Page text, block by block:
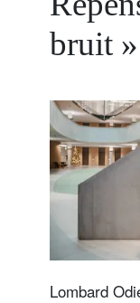
bruit »
Lombard